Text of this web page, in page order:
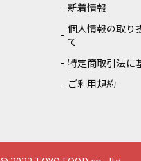
新着情報
個人情報の取り
て
特定商取引法に
ご利用規約